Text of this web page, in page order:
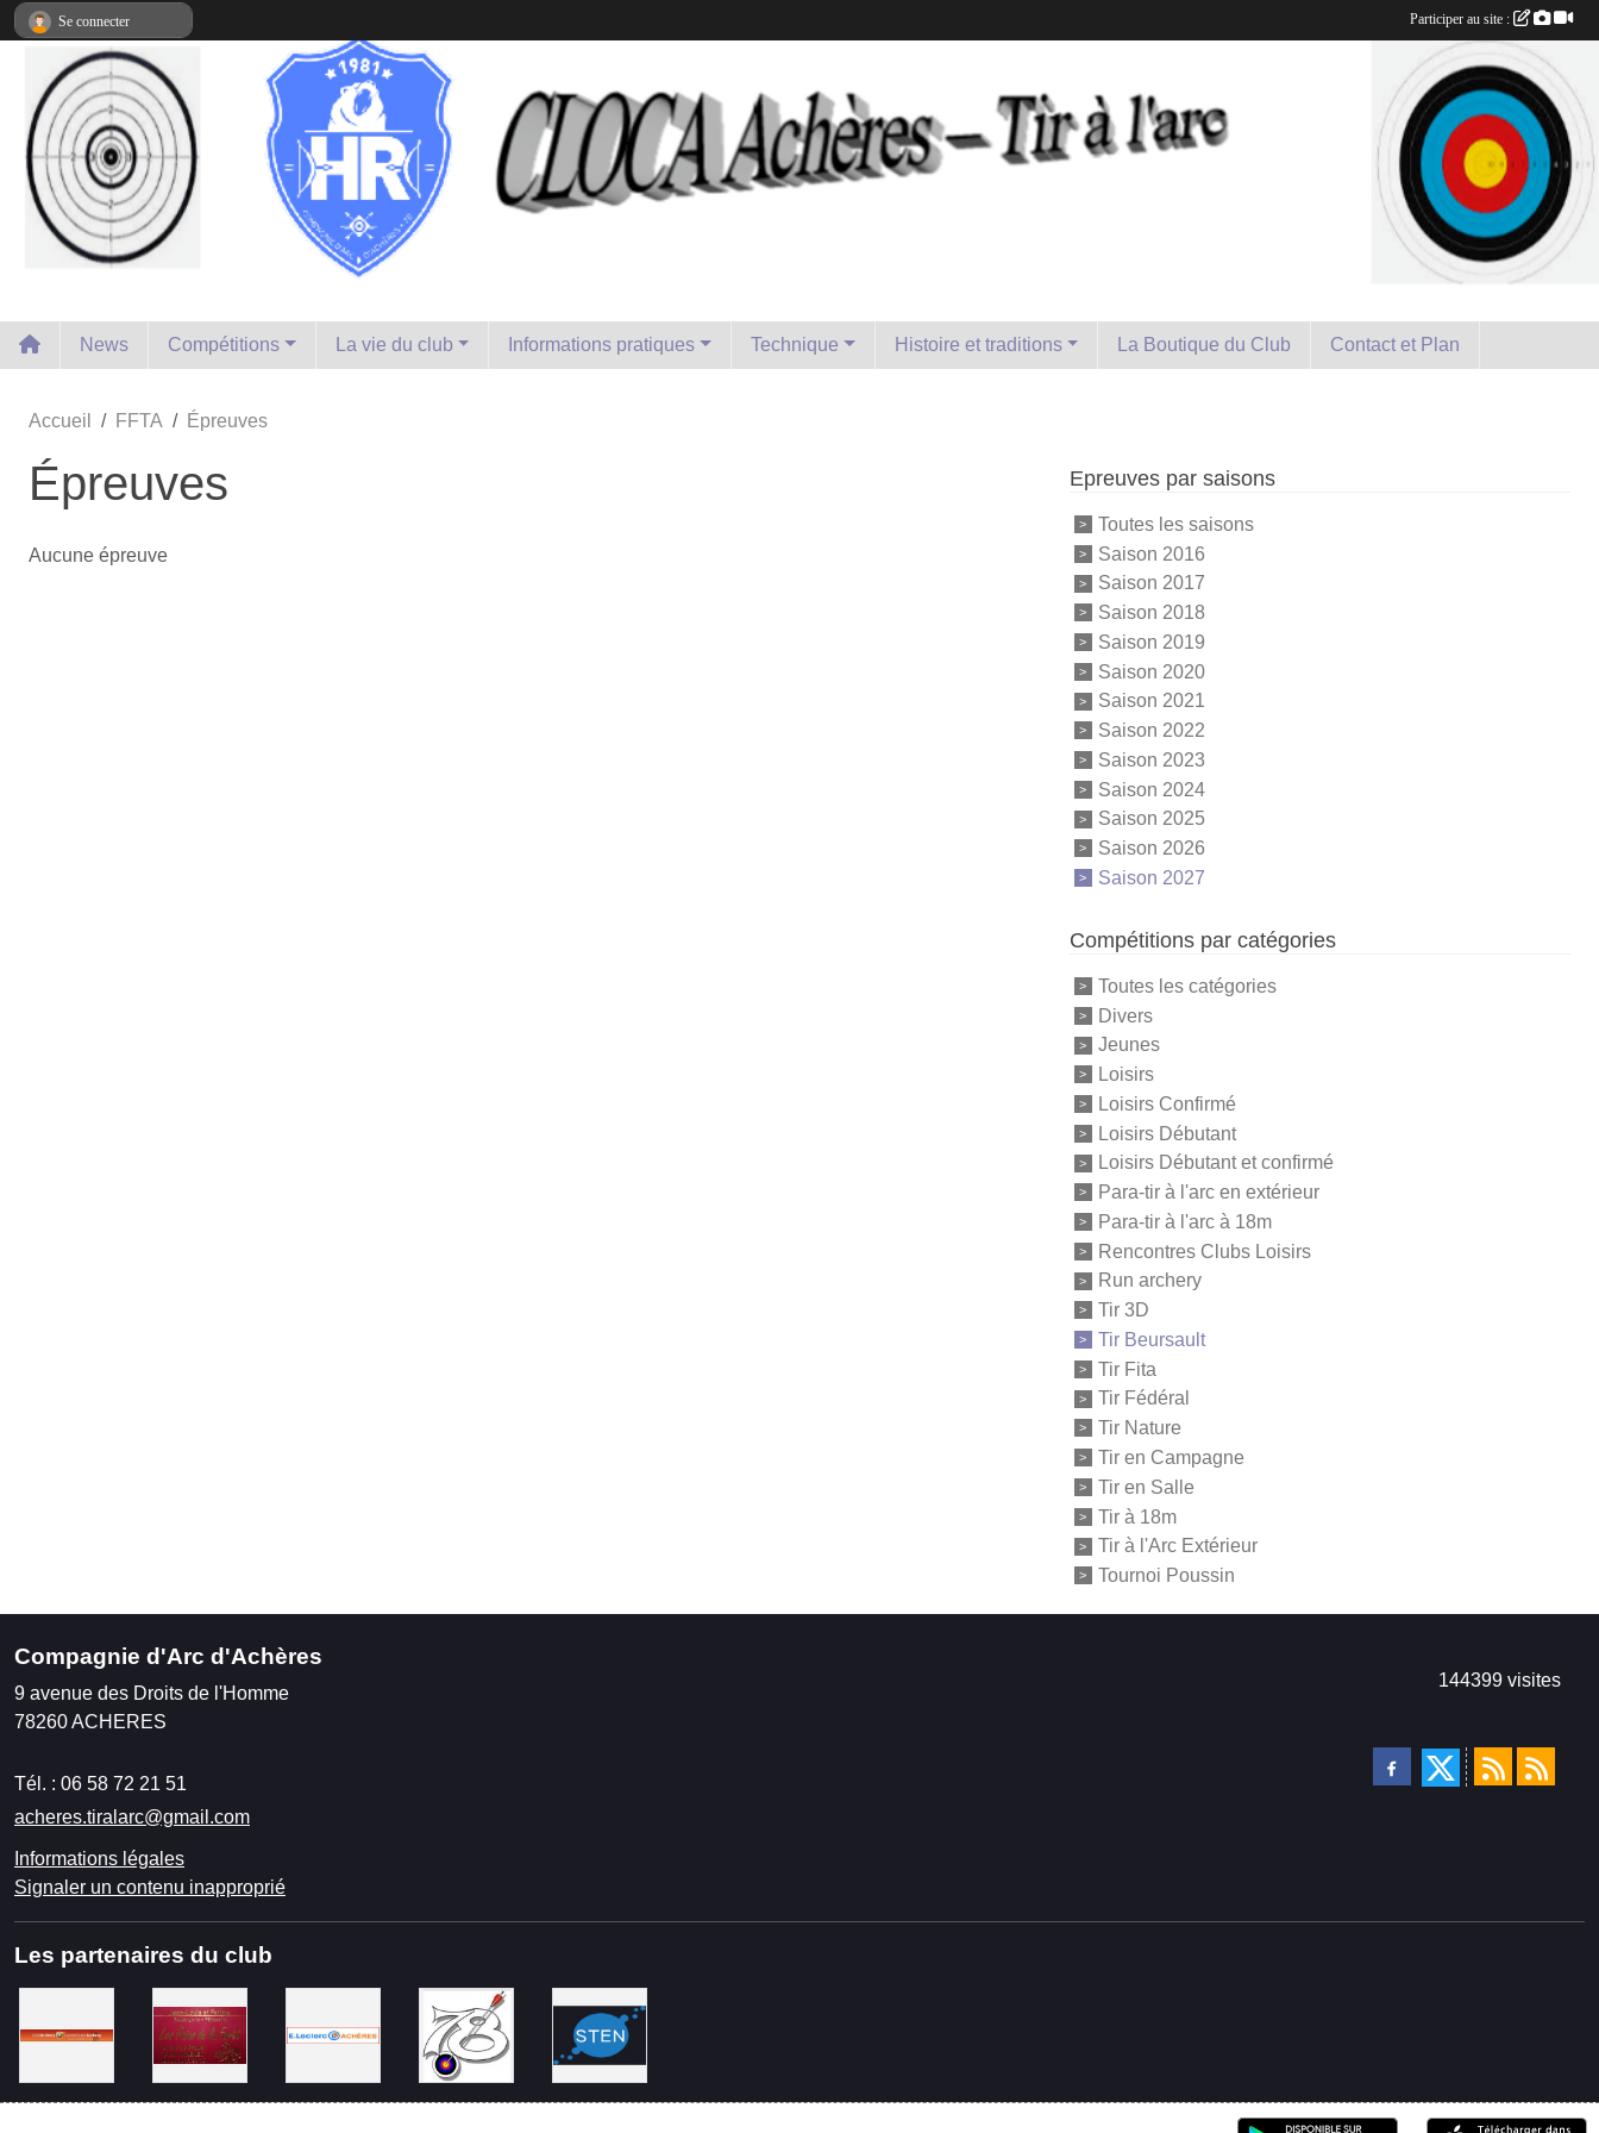
News Compétitions La vie du club Informations pratiques Technique Histoire et traditions La Boutique du Club Contact et Plan
Accueil FFTA Épreuves
Épreuves
Aucune épreuve
Epreuves par saisons
Toutes les saisons
Saison 2016
Saison 2017
Saison 2018
Saison 2019
Saison 2020
Saison 2021
Saison 2022
Saison 2023
Saison 2024
Saison 2025
Saison 2026
Saison 2027
Compétitions par catégories
Toutes les catégories
Divers
Jeunes
Loisirs
Loisirs Confirmé
Loisirs Débutant
Loisirs Débutant et confirmé
Para-tir à l'arc en extérieur
Para-tir à l'arc à 18m
Rencontres Clubs Loisirs
Run archery
Tir 3D
Tir Beursault
Tir Fita
Tir Fédéral
Tir Nature
Tir en Campagne
Tir en Salle
Tir à 18m
Tir à l'Arc Extérieur
Tournoi Poussin
Compagnie d'Arc d'Achères
9 avenue des Droits de l'Homme
78260ACHERES
Tél. : 06 58 72 21 51
acheres.tiralarc@gmail.com
Informations légales
Signaler un contenu inapproprié
144399 visites
Les partenaires du club
Se connecter Participer au site :
Panneau de gestion des cookies